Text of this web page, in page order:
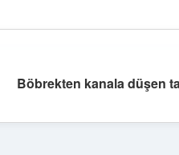
Böbrekten kanala düşen